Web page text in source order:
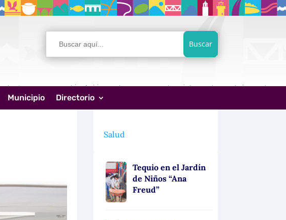
Buscar:
Municipio Directorio
Salud
Tequio en el Jardín
de Niños “Ana
Freud”